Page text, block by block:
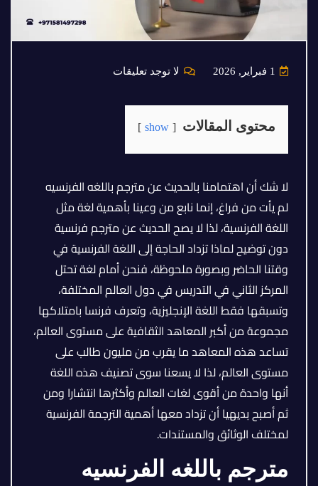
لا توجد تعليقات
محتوى المقالات show
لا شك أن اهتمامنا بالحديث عن مترجم باللغه الفرنسيه
لم يأت من فراغ، إنما نابع من وعينا بأهمية لغة مثل
اللغة الفرنسية، لذا لا يصح الحديث عن مترجم فرنسية
دون توضيح لماذا تزداد الحاجة إلى اللغة الفرنسية في
وقتنا الحاضر وبصورة ملحوظة، فنحن أمام لغة تحتل
المركز الثاني في التدريس في دول العالم المختلفة،
وتسبقها فقط اللغة الإنجليزية، وتعرف فرنسا بامتلاكها
مجموعة من أكبر المعاهد الثقافية على مستوى العالم،
تساعد هذه المعاهد ما يقرب من مليون طالب على
مستوى العالم، لذا لا يسعنا سوى تصنيف هذه اللغة
أنها واحدة من أقوى لغات العالم وأكثرها انتشارا ومن
ثم أصبح بديهيا أن تزداد معها أهمية الترجمة الفرنسية
لمختلف الوثائق والمستندات.
مترجم باللغه الفرنسيه